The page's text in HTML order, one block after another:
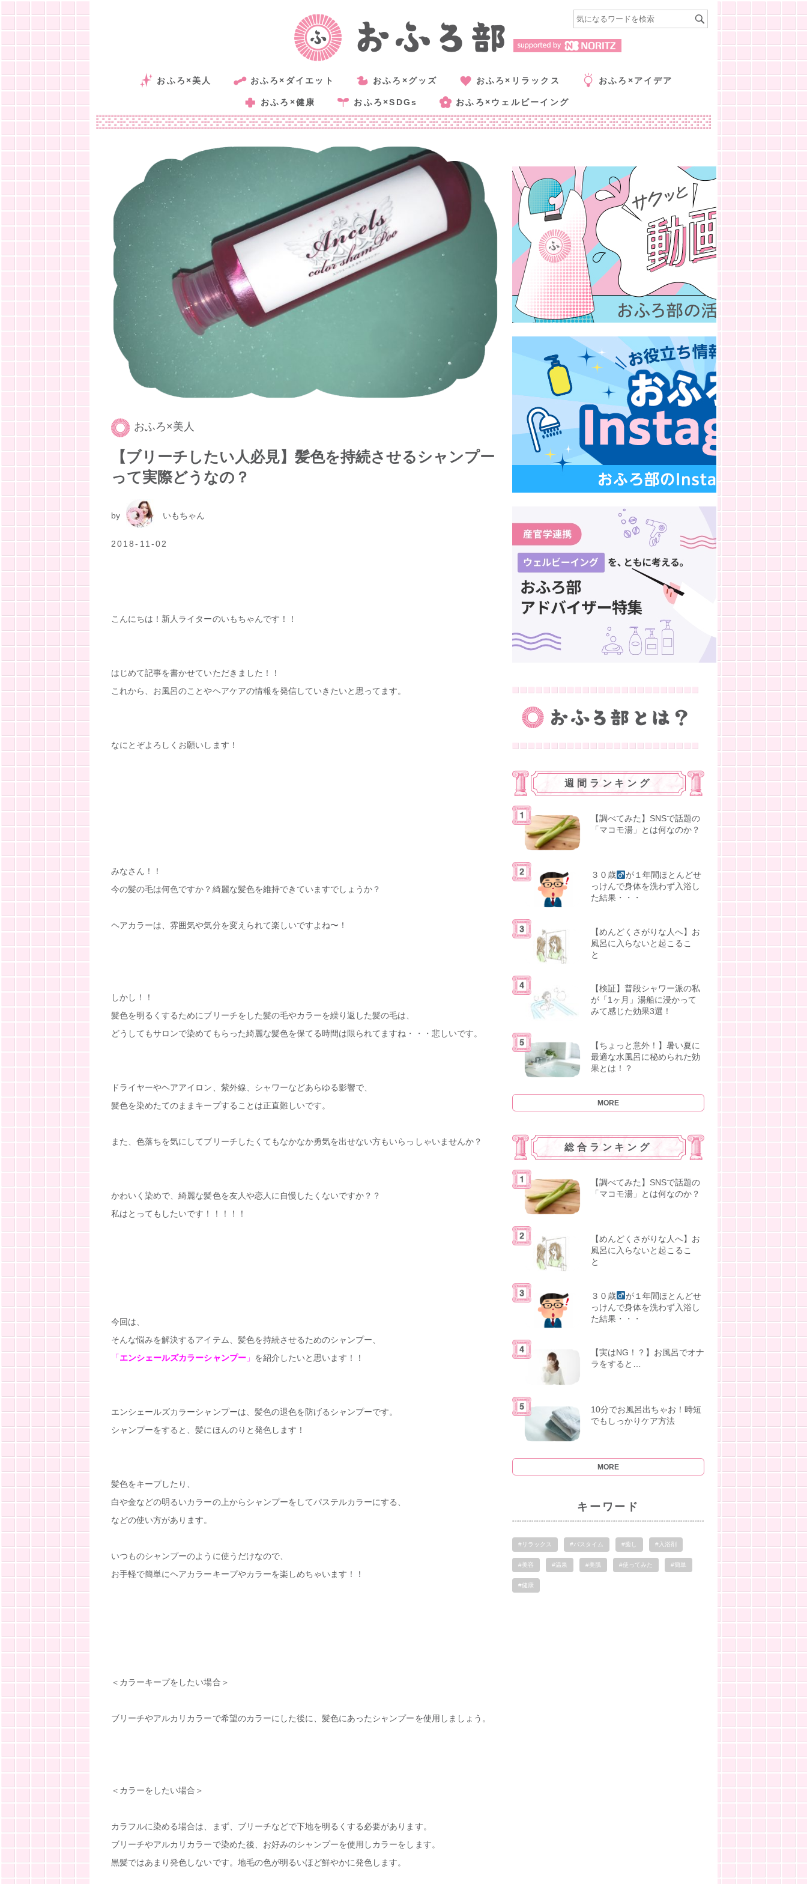
おふろ×美人 おふろ×ダイエット おふろ×グッズ おふろ×リラックス おふろ×アイデア
おふろ×健康 おふろ×SDGs おふろ×ウェルビーイング
おふろ×美人
【ブリーチしたい人必見】髪色を持続させるシャンプー
って実際どうなの？
by いもちゃん
2018-11-02
こんにちは！新人ライターのいもちゃんです！！
はじめて記事を書かせていただきました！！
これから、お風呂のことやヘアケアの情報を発信していきたいと思ってます。
なにとぞよろしくお願いします！
みなさん！！
今の髪の毛は何色ですか？綺麗な髪色を維持できていますでしょうか？
ヘアカラーは、雰囲気や気分を変えられて楽しいですよね〜！
しかし！！
髪色を明るくするためにブリーチをした髪の毛やカラーを繰り返した髪の毛は、
どうしてもサロンで染めてもらった綺麗な髪色を保てる時間は限られてますね・・・悲しいです。
ドライヤーやヘアアイロン、紫外線、シャワーなどあらゆる影響で、
髪色を染めたてのままキープすることは正直難しいです。
また、色落ちを気にしてブリーチしたくてもなかなか勇気を出せない方もいらっしゃいませんか？
かわいく染めで、綺麗な髪色を友人や恋人に自慢したくないですか？？
私はとってもしたいです！！！！！
今回は、
そんな悩みを解決するアイテム、髪色を持続させるためのシャンプー、
「エンシェールズカラーシャンプー」 を紹介したいと思います！！
エンシェールズカラーシャンプーは、髪色の退色を防げるシャンプーです。
シャンプーをすると、髪にほんのりと発色します！
髪色をキープしたり、
白や金などの明るいカラーの上からシャンプーをしてパステルカラーにする、
などの使い方があります。
いつものシャンプーのように使うだけなので、
お手軽で簡単にヘアカラーキープやカラーを楽しめちゃいます！！
＜カラーキープをしたい場合＞
ブリーチやアルカリカラーで希望のカラーにした後に、髪色にあったシャンプーを使用しましょう。
＜カラーをしたい場合＞
カラフルに染める場合は、まず、ブリーチなどで下地を明るくする必要があります。
ブリーチやアルカリカラーで染めた後、お好みのシャンプーを使用しカラーをします。
黒髪ではあまり発色しないです。地毛の色が明るいほど鮮やかに発色します。
週間ランキング
【調べてみた】SNSで話題の
「マコモ湯」とは何なのか？
３０歳
が１年間ほとんどせ
っけんで身体を洗わず入浴し
た結果・・・
【めんどくさがりな人へ】お
風呂に入らないと起こるこ
と
【検証】普段シャワー派の私
が「1ヶ月」湯船に浸かって
みて感じた効果3選！
【ちょっと意外！】暑い夏に
最適な水風呂に秘められた効
果とは！？
MORE
総合ランキング
【調べてみた】SNSで話題の
「マコモ湯」とは何なのか？
【めんどくさがりな人へ】お
風呂に入らないと起こるこ
と
３０歳
が１年間ほとんどせ
っけんで身体を洗わず入浴し
た結果・・・
【実はNG！？】お風呂でオナ
ラをすると…
10分でお風呂出ちゃお！時短
でもしっかりケア方法
MORE
キーワード
#リラックス #バスタイム #癒し #入浴剤
#美容 #温泉 #美肌 #使ってみた #簡単
#健康